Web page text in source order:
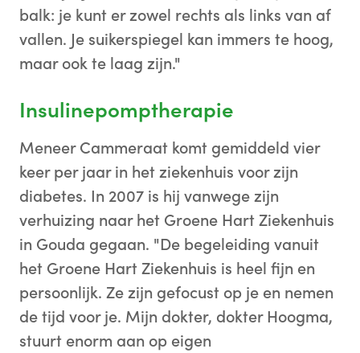
balk: je kunt er zowel rechts als links van af
vallen. Je suikerspiegel kan immers te hoog,
maar ook te laag zijn."
Insulinepomptherapie
Meneer Cammeraat komt gemiddeld vier
keer per jaar in het ziekenhuis voor zijn
diabetes. In 2007 is hij vanwege zijn
verhuizing naar het Groene Hart Ziekenhuis
in Gouda gegaan. "De begeleiding vanuit
het Groene Hart Ziekenhuis is heel fijn en
persoonlijk. Ze zijn gefocust op je en nemen
de tijd voor je. Mijn dokter, dokter Hoogma,
stuurt enorm aan op eigen